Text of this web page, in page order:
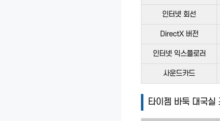
인터넷 회선
DirectX 버전
인터넷 익스플로러
사운드카드
타이젬 바둑 대국실